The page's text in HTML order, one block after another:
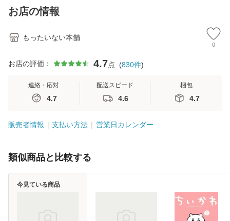
恵 藤本幸三 / 南江
堂 [単行
お店の情報
もったいない本舗
0
お店の評価： 4.7点 (830件)
連絡・応対
4.7
配送スピード
4.6
梱包
4.7
販売者情報 支払い方法 営業日カレンダー
類似商品と比較する
今見ている商品